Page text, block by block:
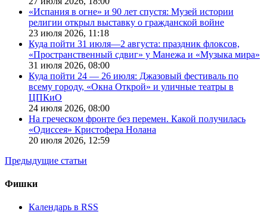
«Испания в огне» и 90 лет спустя: Музей истории
религии открыл выставку о гражданской войне
23 июля 2026, 11:18
Куда пойти 31 июля—2 августа: праздник флоксов,
«Пространственный сдвиг» у Манежа и «Музыка мира»
31 июля 2026, 08:00
Куда пойти 24 — 26 июля: Джазовый фестиваль по
всему городу, «Окна Открой» и уличные театры в
ЦПКиО
24 июля 2026, 08:00
На греческом фронте без перемен. Какой получилась
«Одиссея» Кристофера Нолана
20 июля 2026, 12:59
Предыдущие статьи
Фишки
Календарь в RSS